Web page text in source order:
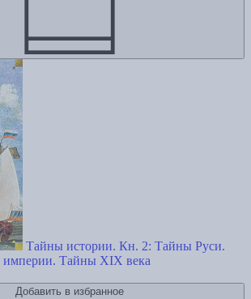
Тайны истории. Кн. 2: Тайны Руси.
империи. Тайны XIX века
Добавить в избранное